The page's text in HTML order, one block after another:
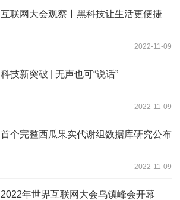
互联网大会观察丨黑科技让生活更便捷
2022-11-09
科技新突破 | 无声也可“说话”
2022-11-09
首个完整西瓜果实代谢组数据库研究公布
2022-11-09
2022年世界互联网大会乌镇峰会开幕